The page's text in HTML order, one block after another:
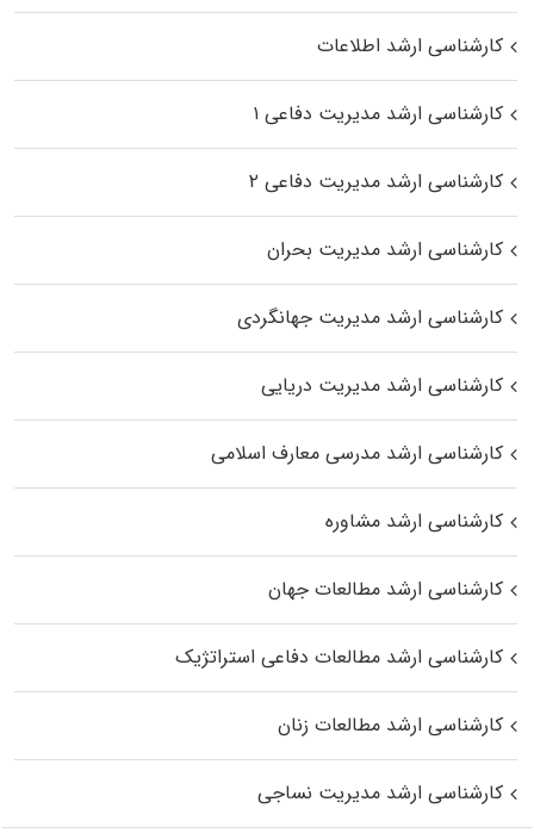
کارشناسی ارشد اطلاعات
کارشناسی ارشد مدیریت دفاعی ۱
کارشناسی ارشد مدیریت دفاعی ۲
کارشناسی ارشد مدیریت بحران
کارشناسی ارشد مدیریت جهانگردی
کارشناسی ارشد مدیریت دریایی
کارشناسی ارشد مدرسی معارف اسلامی
کارشناسی ارشد مشاوره
کارشناسی ارشد مطالعات جهان
کارشناسی ارشد مطالعات دفاعی استراتژیک
کارشناسی ارشد مطالعات زنان
کارشناسی ارشد مدیریت نساجی